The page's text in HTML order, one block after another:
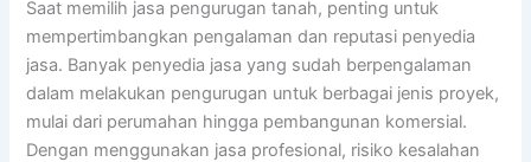
Saat memilih jasa pengurugan tanah, penting untuk
mempertimbangkan pengalaman dan reputasi penyedia
jasa. Banyak penyedia jasa yang sudah berpengalaman
dalam melakukan pengurugan untuk berbagai jenis proyek,
mulai dari perumahan hingga pembangunan komersial.
Dengan menggunakan jasa profesional, risiko kesalahan